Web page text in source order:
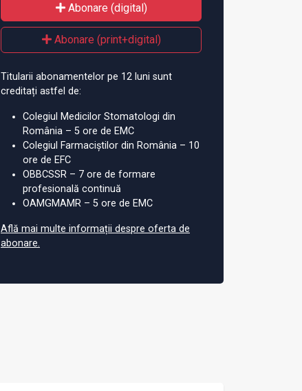
Abonare (digital)
Abonare (print+digital)
Titularii abonamentelor pe 12 luni sunt
creditați astfel de:
Colegiul Medicilor Stomatologi din
România – 5 ore de EMC
Colegiul Farmaciștilor din România – 10
ore de EFC
OBBCSSR – 7 ore de formare
profesională continuă
OAMGMAMR – 5 ore de EMC
Află mai multe informații despre oferta de
abonare.